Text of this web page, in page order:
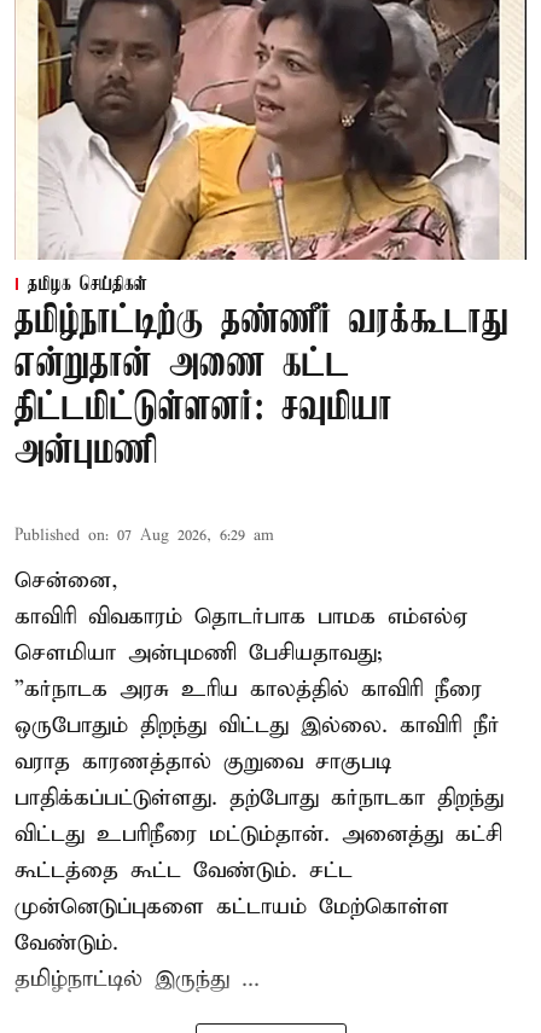
தமிழக செய்திகள்
தமிழ்நாட்டிற்கு தண்ணீர் வரக்கூடாது
என்றுதான் அணை கட்ட
திட்டமிட்டுள்ளனர்: சவுமியா
அன்புமணி
Published on: 07 Aug 2026, 6:29 am
சென்னை,
காவிரி விவகாரம் தொடர்பாக பாமக எம்எல்ஏ
சௌமியா அன்புமணி பேசியதாவது;
”கர்நாடக அரசு உரிய காலத்தில் காவிரி நீரை
ஒருபோதும் திறந்து விட்டது இல்லை. காவிரி நீர்
வராத காரணத்தால் குறுவை சாகுபடி
பாதிக்கப்பட்டுள்ளது. தற்போது கர்நாடகா திறந்து
விட்டது உபரிநீரை மட்டும்தான். அனைத்து கட்சி
கூட்டத்தை கூட்ட வேண்டும். சட்ட
முன்னெடுப்புகளை கட்டாயம் மேற்கொள்ள
வேண்டும்.
தமிழ்நாட்டில் இருந்து ...